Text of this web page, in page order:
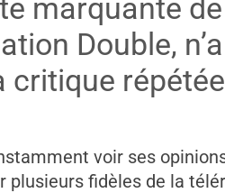
marquante
Double,
critique
voir ses
plusieurs fidèles de la